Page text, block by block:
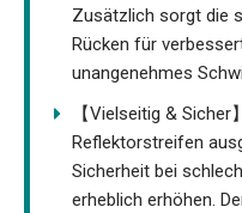
Zusätzlich sorgt die
Rücken für
unangenehmes
【Vielseitig &
Reflektorstreifen
Sicherheit bei
erheblich erhöhen.